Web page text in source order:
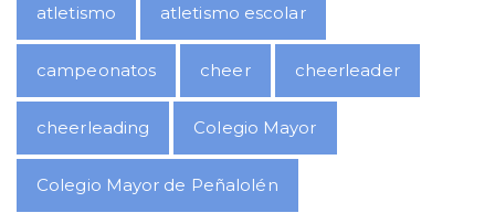
atletismo atletismo escolar
campeonatos cheer cheerleader
cheerleading Colegio Mayor
Colegio Mayor de Peñalolén